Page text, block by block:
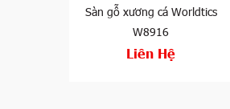
Sàn gỗ xương cá Worldtics
W8916
Liên Hệ